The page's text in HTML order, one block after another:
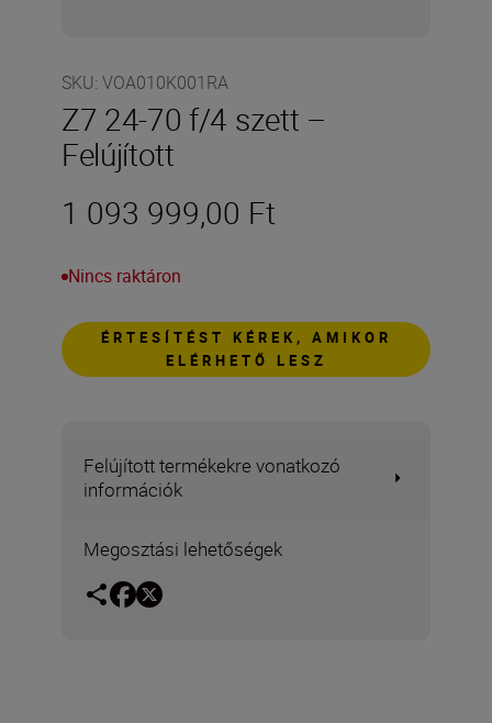
SKU: VOA010K001RA
Z7 24-70 f/4 szett –
Felújított
1 093 999,00 Ft
Nincs raktáron
ÉRTESÍTÉST KÉREK, AMIKOR
ELÉRHETŐ LESZ
Felújított termékekre vonatkozó
információk
Megosztási lehetőségek